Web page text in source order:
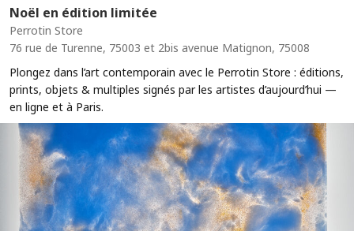
Noël en édition limitée
Perrotin Store
76 rue de Turenne, 75003 et 2bis avenue Matignon, 75008
Plongez dans l’art contemporain avec le Perrotin Store : éditions,
prints, objets & multiples signés par les artistes d’aujourd’hui —
en ligne et à Paris.